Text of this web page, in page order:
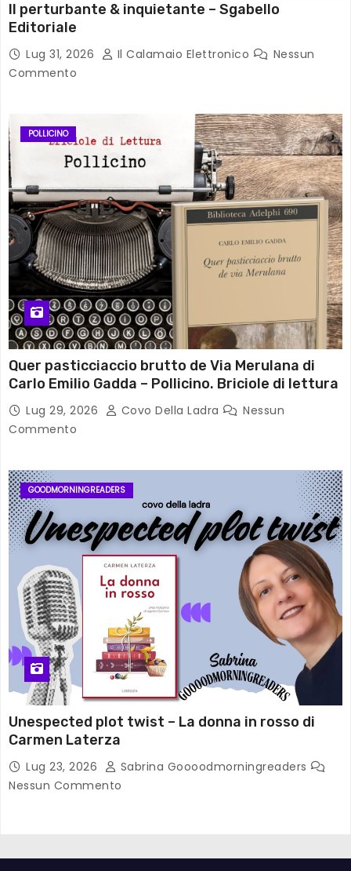
Il perturbante & inquietante – Sgabello
Editoriale
Lug 31, 2026 Il Calamaio Elettronico
Nessun
Commento
POLLICINO
Quer pasticciaccio brutto de Via Merulana di
Carlo Emilio Gadda – Pollicino. Briciole di lettura
Lug 29, 2026 Covo Della Ladra
Nessun
Commento
GOODMORNINGREADERS
Unespected plot twist – La donna in rosso di
Carmen Laterza
Lug 23, 2026
Sabrina Goooodmorningreaders
Nessun Commento